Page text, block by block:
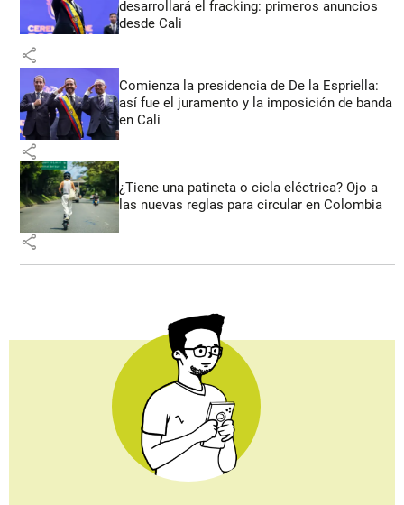
desarrollará el fracking: primeros anuncios
desde Cali
share
Comienza la presidencia de De la Espriella:
así fue el juramento y la imposición de banda
en Cali
share
¿Tiene una patineta o cicla eléctrica? Ojo a
las nuevas reglas para circular en Colombia
share